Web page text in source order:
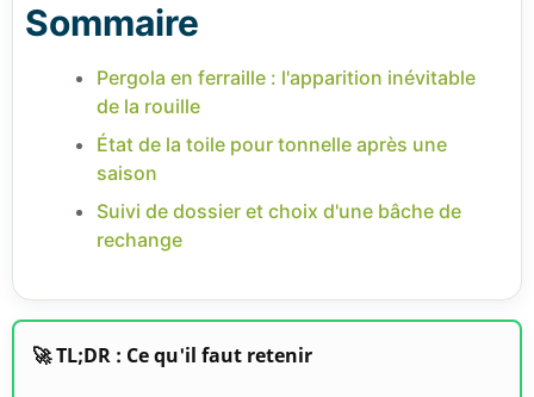
Sommaire
Pergola en ferraille : l'apparition inévitable
de la rouille
État de la toile pour tonnelle après une
saison
Suivi de dossier et choix d'une bâche de
rechange
🚀 TL;DR : Ce qu'il faut retenir